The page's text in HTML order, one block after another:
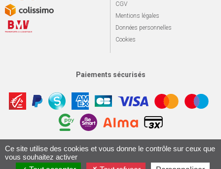
CGV
Mentions légales
Données personnelles
Cookies
Paiements sécurisés
© 2026 Le marché du vélo Tous droits réservés. Apotekisto,
Conception & Réalisation 161.io
Ce site utilise des cookies et vous donne le contrôle sur ceux que
vous souhaitez activer